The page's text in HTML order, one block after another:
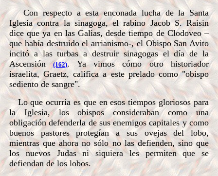
Con respecto a esta enconada lucha de la Santa
Iglesia contra la sinagoga, el rabino Jacob S. Raisin
dice que ya en las Galias, desde tiempo de Clodoveo –
que había destruido el arrianismo-, el Obispo San Avito
incitó a las turbas a destruir sinagogas el día de la
Ascensión(162). Ya vimos cómo otro historiador
israelita, Graetz, califica a este prelado como "obispo
sediento de sangre".
Lo que ocurría es que en esos tiempos gloriosos para
la Iglesia, los obispos consideraban como una
obligación defenderla de sus enemigos capitales y como
buenos pastores protegían a sus ovejas del lobo,
mientras que ahora no sólo no las defienden, sino que
los nuevos Judas ni siquiera les permiten que se
defiendan de los lobos.